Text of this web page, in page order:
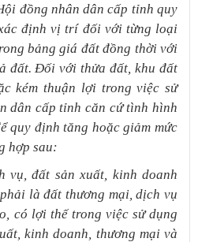
đồng nhân dân cấp tỉnh quy
định vị trí đối với từng loại
bảng giá đất đồng thời với
đất. Đối với thửa đất, khu đất
kém thuận lợi trong việc sử
dân cấp tỉnh căn cứ tình hình
quy định tăng hoặc giảm mức
hợp sau:
vụ, đất sản xuất, kinh doanh
là đất thương mại, dịch vụ
có lợi thế trong việc sử dụng
kinh doanh, thương mại và